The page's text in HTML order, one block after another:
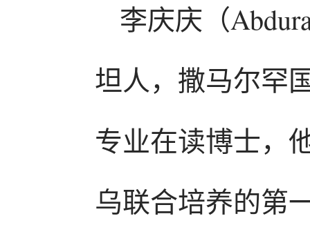
李庆庆（
坦人，撒马尔罕
专业在读博士，
乌联合培养的第